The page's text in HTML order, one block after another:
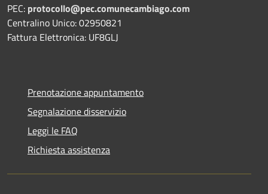
PEC: protocollo@pec.comunecambiago.com
Centralino Unico: 02950821
Fattura Elettronica: UF8GLJ
Prenotazione appuntamento
Segnalazione disservizio
Leggi le FAQ
Richiesta assistenza